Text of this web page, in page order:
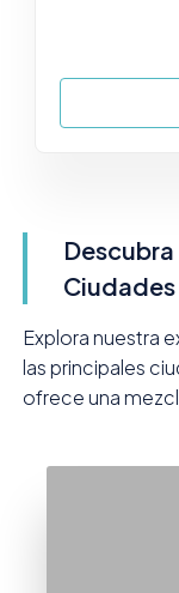
Ciudades
Explora nuestra
las principales
ofrece una